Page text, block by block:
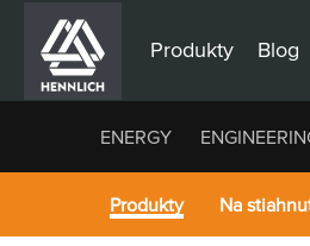
Produkty Blog
ENERGY
Produkty Na